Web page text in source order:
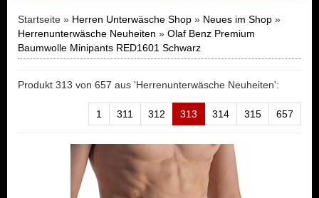
Startseite » Herren Unterwäsche Shop » Neues im Shop »
Herrenunterwäsche Neuheiten » Olaf Benz Premium
Baumwolle Minipants RED1601 Schwarz
Produkt 313 von 657 aus 'Herrenunterwäsche Neuheiten':
1 311 312 313 314 315 657